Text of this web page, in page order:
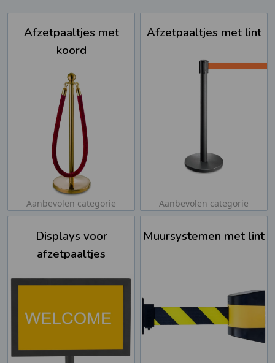
Afzetpaaltjes met
koord
Aanbevolen categorie
Afzetpaaltjes met lint
Aanbevolen categorie
Displays voor
afzetpaaltjes
Muursystemen met lint